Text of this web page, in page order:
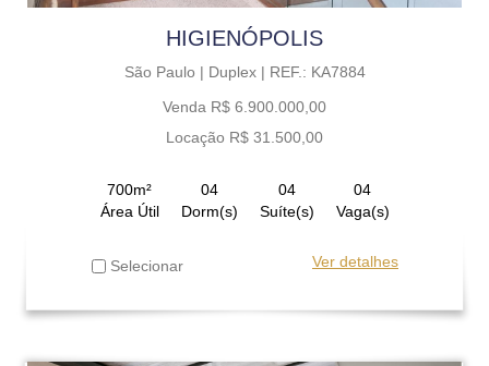
HIGIENÓPOLIS
São Paulo | Duplex | REF.: KA7884
Venda R$ 6.900.000,00
Locação R$ 31.500,00
700m²
Área Útil
04
Dorm(s)
04
Suíte(s)
04
Vaga(s)
Selecionar Ver detalhes